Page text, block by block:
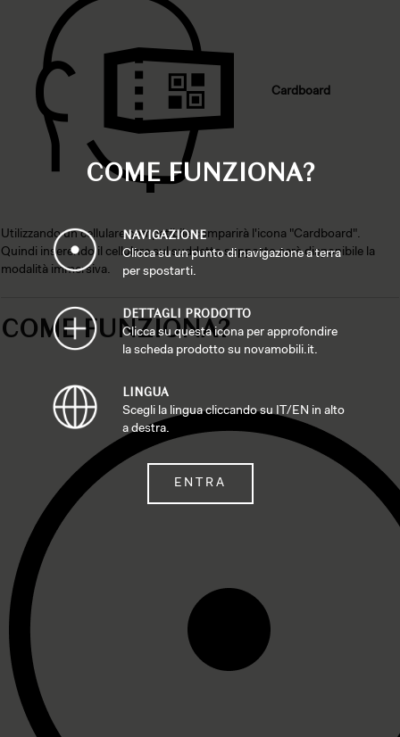
Cardboard
Utilizzando un cellulare compatibile comparirà l'icona "Cardboard".
Quindi inserendo il cellulare sul suddetto supporto sarà disponibile la
modalità immersiva.
COME FUNZIONA?
COME FUNZIONA?
NAVIGAZIONE
Clicca su un punto di navigazione a terra
per spostarti.
DETTAGLI PRODOTTO
Clicca su questa icona per approfondire
la scheda prodotto su novamobili.it.
LINGUA
Scegli la lingua cliccando su IT/EN in alto
a destra.
ENTRA